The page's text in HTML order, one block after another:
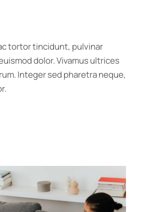
tortor tincidunt, pulvinar
dolor. Vivamus ultrices
Integer sed pharetra neque,